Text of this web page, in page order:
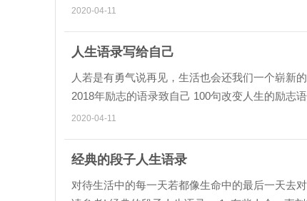
徒劳无功。 4.青春就像...
2020-04-11
人生语录写给自己
人若是有勇气说再见，生活也会还我们一个崭新
2018年励志的语录致自己 100句改变人生的励志
要自己走励志语录 人...
2020-04-11
经典的段子人生语录
对待生活中的每一天若都像生命中的最后一天去